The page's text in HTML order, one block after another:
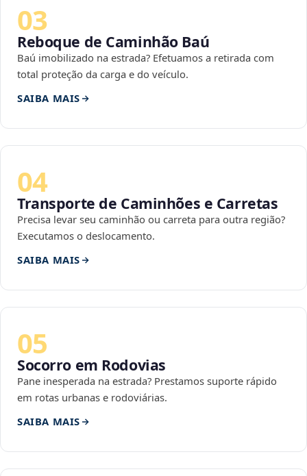
03
Reboque de Caminhão Baú
Baú imobilizado na estrada? Efetuamos a retirada com
total proteção da carga e do veículo.
SAIBA MAIS
04
Transporte de Caminhões e Carretas
Precisa levar seu caminhão ou carreta para outra região?
Executamos o deslocamento.
SAIBA MAIS
05
Socorro em Rodovias
Pane inesperada na estrada? Prestamos suporte rápido
em rotas urbanas e rodoviárias.
SAIBA MAIS